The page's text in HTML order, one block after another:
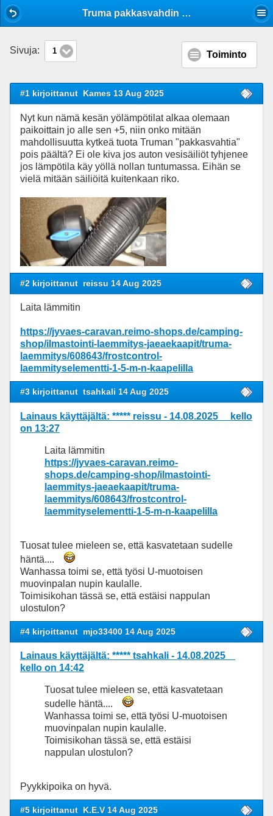
Truma pakkasvahdin ohitus
Sivuja: 1 Toiminto
#1 kirjoittanut Kames 13 Aug 2025
Nyt kun nämä kesän yölämpötilat alkaa olemaan
paikoittain jo alle sen +5, niin onko mitään
mahdollisuutta kytkeä tuota Truman "pakkasvahtia"
pois päältä? Ei ole kiva jos auton vesisäiliöt tyhjenee
jos lämpötila käy yöllä nollan tuntumassa. Eihän se
vielä mitään säiliöitä kuitenkaan riko.
#2 kirjoittanut reissu 14 Aug 2025
Laita lämmitin
https://jyvaes-caravan.reimo-shops.de/camping-
shop/ilmastointi-laemmitys-jaeaekaapit/truma-
laemmitys/608643/frostcontrol-
laemmityselementti-1-5-m-n-kaapelilla
#3 kirjoittanut tsahkali 14 Aug 2025
Lainaus käyttäjältä: ***** reissu - 14.08.2025 kello
on 13:27
Laita lämmitin
https://jyvaes-caravan.reimo-
shops.de/camping-shop/ilmastointi-
laemmitys-jaeaekaapit/truma-
laemmitys/608643/frostcontrol-
laemmityselementti-1-5-m-n-kaapelilla
Tuosat tulee mieleen se, että kasvatetaan sudelle
häntä....
Wanhassa toimi se, että työsi U-muotoisen
muovinpalan nupin kaulalle.
Toimisikohan tässä se, että estäisi nappulan
ulostulon?
#4 kirjoittanut mjo33400 14 Aug 2025
Lainaus käyttäjältä: ***** tsahkali - 14.08.2025
kello on 14:42
Tuosat tulee mieleen se, että kasvatetaan
sudelle häntä....
Wanhassa toimi se, että työsi U-muotoisen
muovinpalan nupin kaulalle.
Toimisikohan tässä se, että estäisi
nappulan ulostulon?
Pyykkipoika on hyvä.
#5 kirjoittanut K.E.V 14 Aug 2025